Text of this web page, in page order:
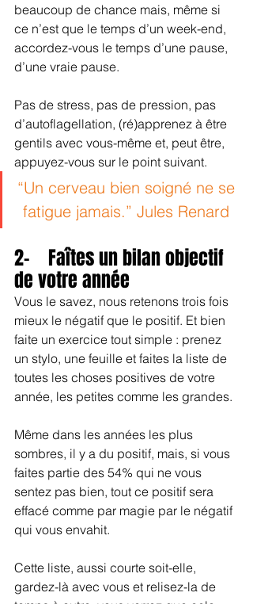
beaucoup de chance mais, même si
ce n’est que le temps d’un week-end,
accordez-vous le temps d’une pause,
d’une vraie pause.
Pas de stress, pas de pression, pas
d’autoflagellation, (ré)apprenez à être
gentils avec vous-même et, peut être,
appuyez-vous sur le point suivant.
“Un cerveau bien soigné ne se
fatigue jamais.” Jules Renard
2-    Faîtes un bilan objectif
de votre année
Vous le savez, nous retenons trois fois
mieux le négatif que le positif. Et bien
faite un exercice tout simple : prenez
un stylo, une feuille et faites la liste de
toutes les choses positives de votre
année, les petites comme les grandes.
Même dans les années les plus
sombres, il y a du positif, mais, si vous
faites partie des 54% qui ne vous
sentez pas bien, tout ce positif sera
effacé comme par magie par le négatif
qui vous envahit.
Cette liste, aussi courte soit-elle,
gardez-là avec vous et relisez-la de